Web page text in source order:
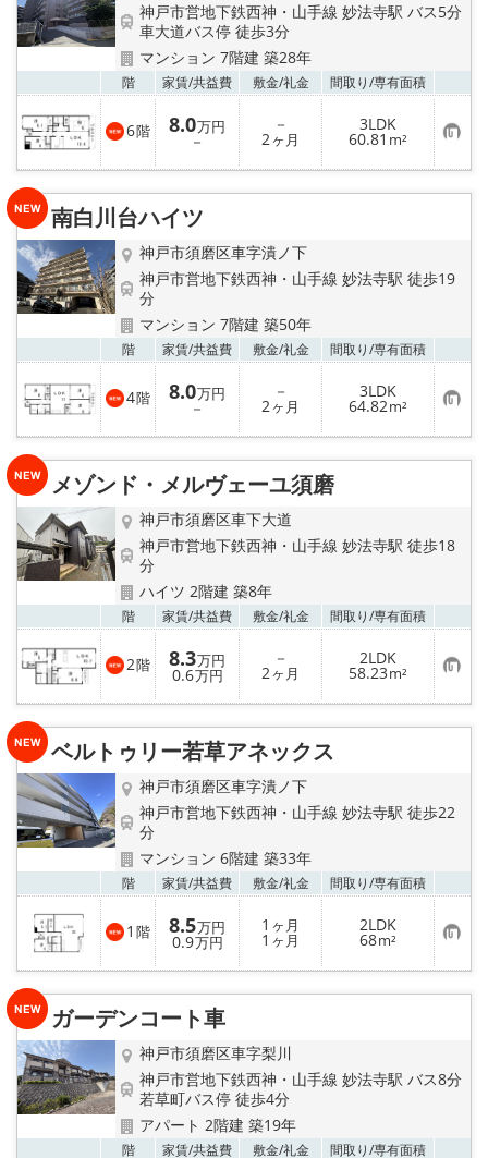
神戸市営地下鉄西神・山手線 妙法寺駅 バス5分
車大道バス停 徒歩3分
マンション 7階建 築28年
階 家賃/共益費 敷金/礼金 間取り/専有面積
6階 8.0万円
－
－
2ヶ月
3LDK
60.81 m² お
気
に
り
南白川台ハイツ
神戸市須磨区車字潰ノ下
神戸市営地下鉄西神・山手線 妙法寺駅 徒歩19
分
マンション 7階建 築50年
階 家賃/共益費 敷金/礼金 間取り/専有面積
4階 8.0万円
－
－
2ヶ月
3LDK
64.82m² お
気
に
り
メゾンド・メルヴェーユ須磨
神戸市須磨区車下大道
神戸市営地下鉄西神・山手線 妙法寺駅 徒歩18
分
ハイツ 2階建 築8年
階 家賃/共益費 敷金/礼金 間取り/専有面積
2階 8.3万円
0.6万円
－
2ヶ月
2LDK
58.23m² お
気
に
り
ベルトゥリー若草アネックス
神戸市須磨区車字潰ノ下
神戸市営地下鉄西神・山手線 妙法寺駅 徒歩22
分
マンション 6階建 築33年
階 家賃/共益費 敷金/礼金 間取り/専有面積
1 階 8.5万円
0.9万円
1 ヶ月
1 ヶ月
2LDK
68m² お
気
に
り
ガーデンコート車
神戸市須磨区車字梨川
神戸市営地下鉄西神・山手線 妙法寺駅 バス8分
若草町バス停 徒歩4分
アパート 2階建 築19年
階 家賃/共益費 敷金/礼金 間取り/専有面積